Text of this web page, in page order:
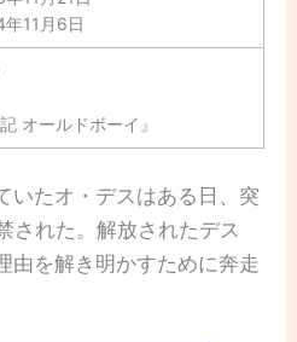
11月6日
オールドボーイ』
いたオ・デスはある日、突
された。解放されたデス
由を解き明かすために奔走